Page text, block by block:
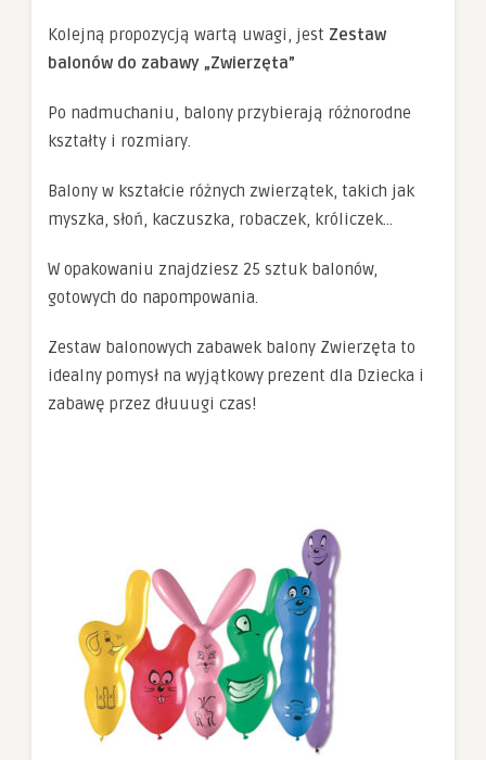
Kolejną propozycją wartą uwagi, jest Zestaw
balonów do zabawy „Zwierzęta”
Po nadmuchaniu, balony przybierają różnorodne
kształty i rozmiary.
Balony w kształcie różnych zwierzątek, takich jak
myszka, słoń, kaczuszka, robaczek, króliczek…
W opakowaniu znajdziesz 25 sztuk balonów,
gotowych do napompowania.
Zestaw balonowych zabawek balony Zwierzęta to
idealny pomysł na wyjątkowy prezent dla Dziecka i
zabawę przez dłuuugi czas!